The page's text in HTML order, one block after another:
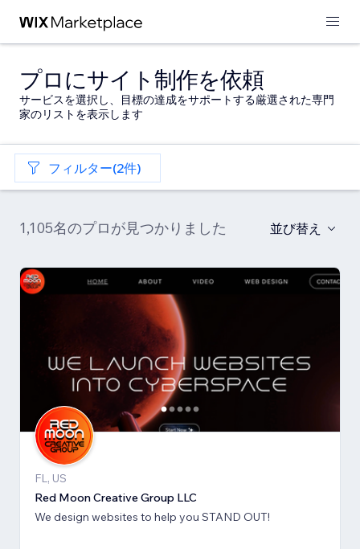
プロにサイト制作を依頼
サービスを選択し、目標の達成をサポートする厳選された専門
家のリストを表示します
フィルター(2件)
1,105名のプロが見つかりました 並び替え
FL, US
Red Moon Creative Group LLC
We design websites to help you STAND OUT!